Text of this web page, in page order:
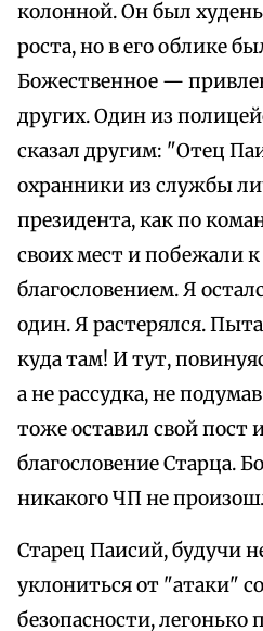
колонной. Он был
роста, но в его облике
Божественное —
других. Один из
сказал другим: "Отец
охранники из службы
президента, как по
своих мест и побежали к
благословением. Я
один. Я растерялся.
куда там! И тут,
а не рассудка, не
тоже оставил свой пост
благословение Старца.
никакого ЧП не
Старец Паисий, будучи
уклониться от "атаки"
безопасности, легонько